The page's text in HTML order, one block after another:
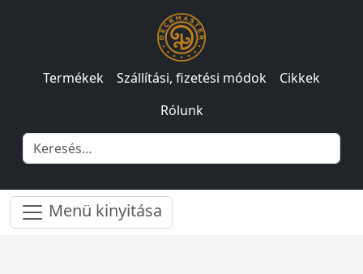
Termékek Szállítási, fizetési módok
Cikkek
Rólunk
Menü kinyitása